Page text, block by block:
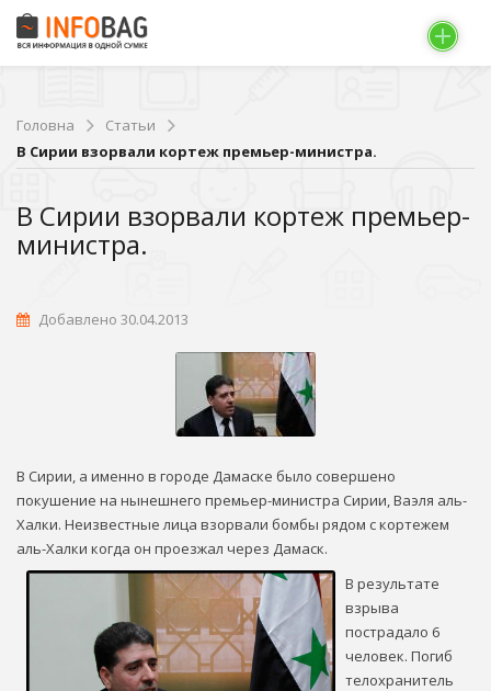
Головна
Статьи
В Сирии взорвали кортеж премьер-министра.
В Сирии взорвали кортеж премьер-
министра.
Добавлено 30.04.2013
В Сирии, а именно в городе Дамаске было совершено
покушение на нынешнего премьер-министра Сирии, Ваэля аль-
Халки. Неизвестные лица взорвали бомбы рядом с кортежем
аль-Халки когда он проезжал через Дамаск.
В результате
взрыва
пострадало 6
человек. Погиб
телохранитель